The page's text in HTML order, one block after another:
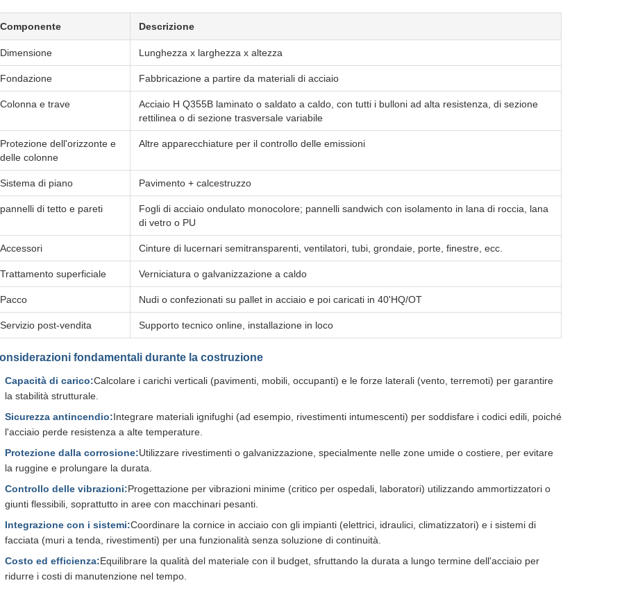
Componente Descrizione
Dimensione Lunghezza x larghezza x altezza
Fondazione Fabbricazione a partire da materiali di acciaio
Colonna e trave
Acciaio H Q355B laminato o saldato a caldo, con tutti i bulloni ad alta resistenza, di sezione
rettilinea o di sezione trasversale variabile
Protezione dell'orizzonte e
delle colonne
Altre apparecchiature per il controllo delle emissioni
Sistema di piano Pavimento + calcestruzzo
pannelli di tetto e pareti
Fogli di acciaio ondulato monocolore; pannelli sandwich con isolamento in lana di roccia, lana
di vetro o PU
Accessori Cinture di lucernari semitransparenti, ventilatori, tubi, grondaie, porte, finestre, ecc.
Trattamento superficiale Verniciatura o galvanizzazione a caldo
Pacco Nudi o confezionati su pallet in acciaio e poi caricati in 40'HQ/OT
Servizio post-vendita Supporto tecnico online, installazione in loco
fondamentali durante la costruzione
Capacità di carico:Calcolare i carichi verticali (pavimenti, mobili, occupanti) e le forze laterali (vento, terremoti) per garantire
la stabilità strutturale.
Sicurezza antincendio:Integrare materiali ignifughi (ad esempio, rivestimenti intumescenti) per soddisfare i codici edili, poiché
l'acciaio perde resistenza a alte temperature.
Protezione dalla corrosione:Utilizzare rivestimenti o galvanizzazione, specialmente nelle zone umide o costiere, per evitare
la ruggine e prolungare la durata.
Controllo delle vibrazioni:Progettazione per vibrazioni minime (critico per ospedali, laboratori) utilizzando ammortizzatori o
giunti flessibili, soprattutto in aree con macchinari pesanti.
Integrazione con i sistemi:Coordinare la cornice in acciaio con gli impianti (elettrici, idraulici, climatizzatori) e i sistemi di
facciata (muri a tenda, rivestimenti) per una funzionalità senza soluzione di continuità.
Costo ed efficienza:Equilibrare la qualità del materiale con il budget, sfruttando la durata a lungo termine dell'acciaio per
ridurre i costi di manutenzione nel tempo.